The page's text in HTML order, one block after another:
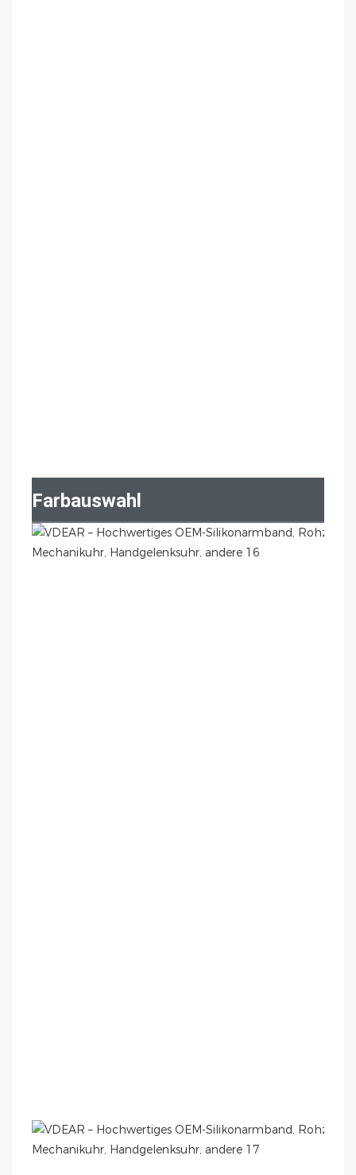
Farbauswahl